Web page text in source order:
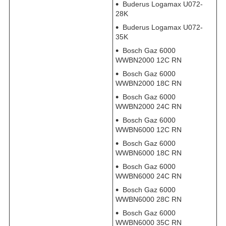
Buderus Logamax U072-
28K
Buderus Logamax U072-
35K
Bosch Gaz 6000
WWBN2000 12C RN
Bosch Gaz 6000
WWBN2000 18C RN
Bosch Gaz 6000
WWBN2000 24C RN
Bosch Gaz 6000
WWBN6000 12C RN
Bosch Gaz 6000
WWBN6000 18C RN
Bosch Gaz 6000
WWBN6000 24C RN
Bosch Gaz 6000
WWBN6000 28C RN
Bosch Gaz 6000
WWBN6000 35C RN